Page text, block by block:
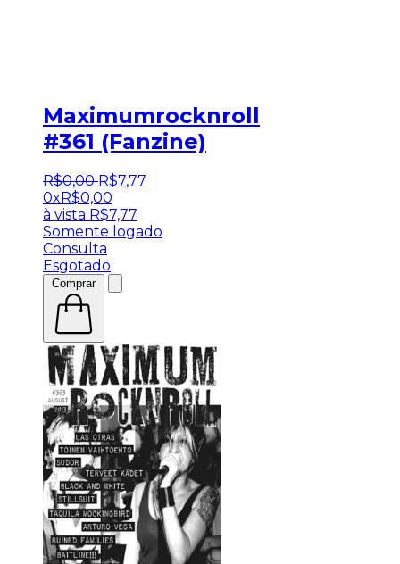
Maximumrocknroll
#361 (Fanzine)
R$0,00 R$7,77
0xR$0,00
à vista R$7,77
Somente logado
Consulta
Esgotado
Comprar